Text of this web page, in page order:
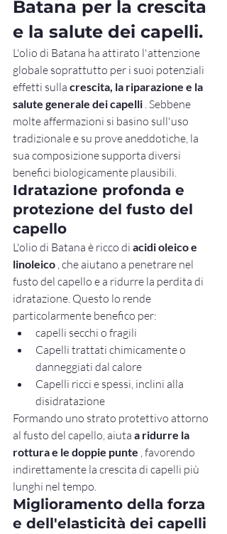
Batana per la crescita
e la salute dei capelli.
L'olio di Batana ha attirato l'attenzione
globale soprattutto per i suoi potenziali
effetti sulla crescita, la riparazione e la
salute generale dei capelli . Sebbene
molte affermazioni si basino sull'uso
tradizionale e su prove aneddotiche, la
sua composizione supporta diversi
benefici biologicamente plausibili.
Idratazione profonda e
protezione del fusto del
capello
L'olio di Batana è ricco di acidi oleico e
linoleico , che aiutano a penetrare nel
fusto del capello e a ridurre la perdita di
idratazione. Questo lo rende
particolarmente benefico per:
capelli secchi o fragili
Capelli trattati chimicamente o
danneggiati dal calore
Capelli ricci e spessi, inclini alla
disidratazione
Formando uno strato protettivo attorno
al fusto del capello, aiuta a ridurre la
rottura e le doppie punte , favorendo
indirettamente la crescita di capelli più
lunghi nel tempo.
Miglioramento della forza
e dell'elasticità dei capelli